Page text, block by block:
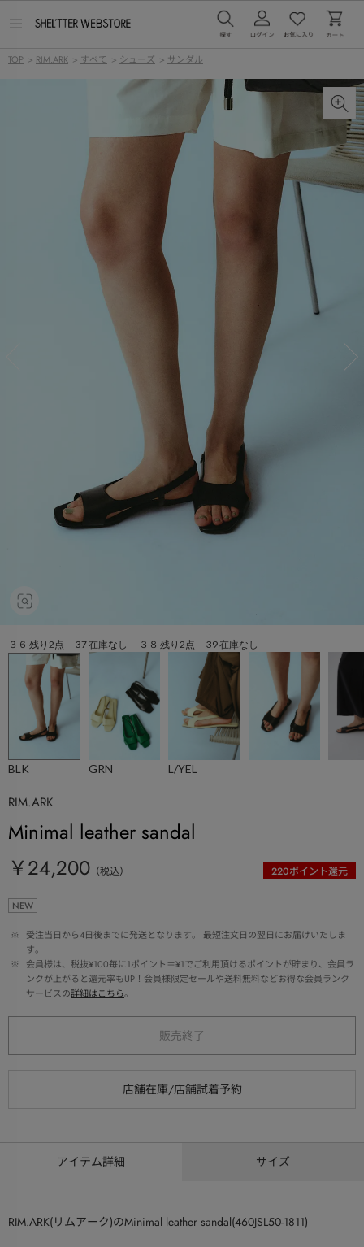
ー
TOP > RIM.ARK > すべて > シューズ > サンダル
３６ 残り2点 37 在庫なし ３８ 残り2点 39 在庫なし
BLK GRN L/YEL
RIM.ARK
Minimal leather sandal
￥24,200 （税込） 220ポイント還元
NEW
※
受注当日から4日後までに発送となります。 最短注文日の翌日にお届けいたしま
す。
※
会員様は、税抜¥100毎に1ポイント＝¥1でご利用頂けるポイントが貯まり、会員ラ
ンクが上がると還元率もUP！会員様限定セールや送料無料などお得な会員ランク
サービスの詳細はこちら。
販売終了
アイテム詳細 サイズ
RIM.ARK(リムアーク)のMinimal leather sandal(460JSL50-1811)